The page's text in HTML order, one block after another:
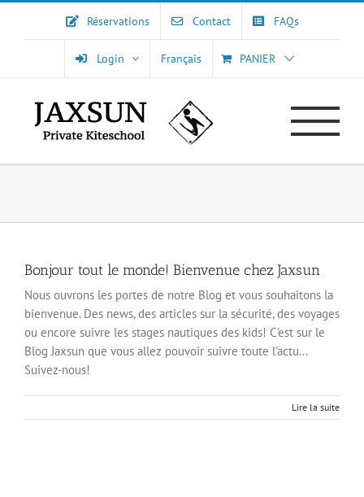
Réservations Contact FAQs
Login Français PANIER
Bonjour tout le monde! Bienvenue chez Jaxsun
Nous ouvrons les portes de notre Blog et vous souhaitons la
bienvenue. Des news, des articles sur la sécurité, des voyages
ou encore suivre les stages nautiques des kids! C'est sur le
Blog Jaxsun que vous allez pouvoir suivre toute l'actu...
Suivez-nous!
Lire la suite